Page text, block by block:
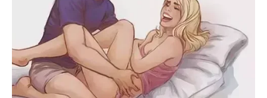
Mnogi tvrde da pasulj uz dodatak kima:
* brže omekša
* kraće se kuva
* manje nadima
* ima bogatiji i prijatniji ukus